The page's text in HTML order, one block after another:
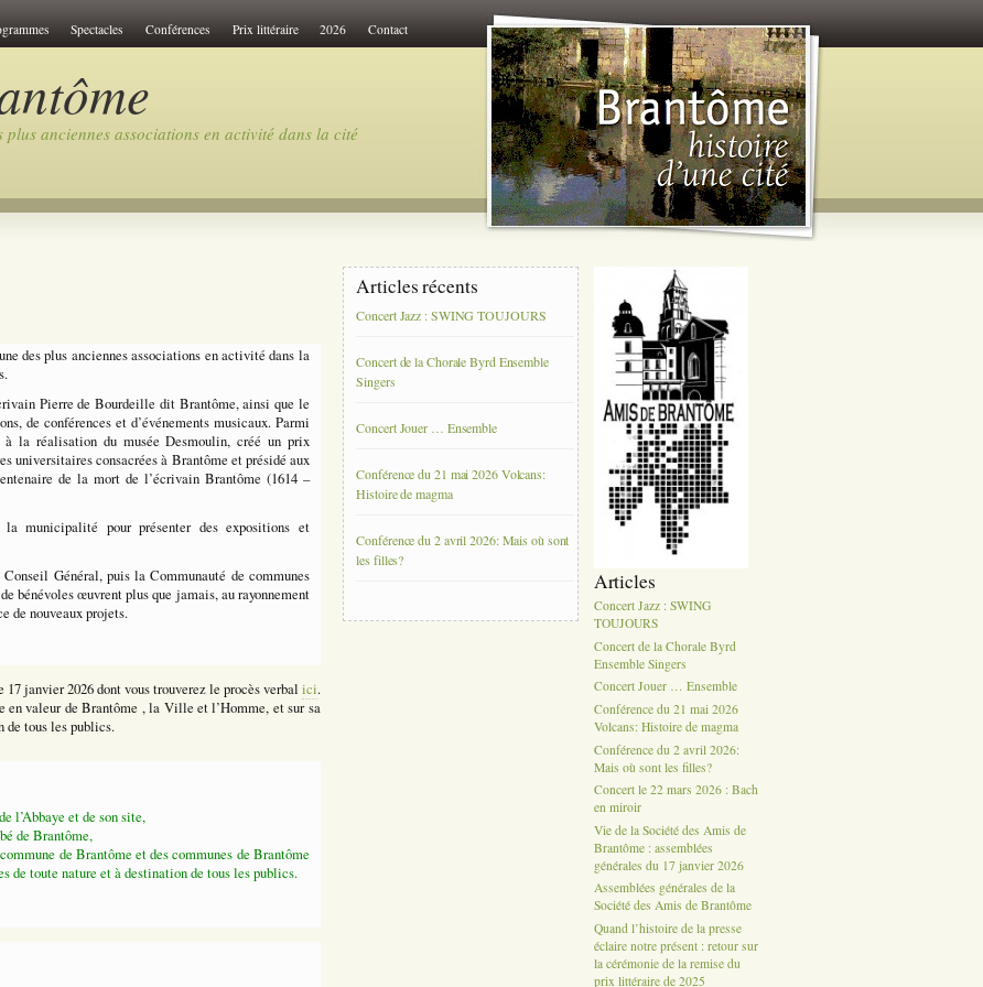
Spectacles Conférences Prix littéraire 2026 Contact
plus anciennes associations en activité dans la cité
des plus anciennes associations en activité dans la
Pierre de Bourdeille dit Brantôme, ainsi que le
de conférences et d’événements musicaux. Parmi
à la réalisation du musée Desmoulin, créé un prix
universitaires consacrées à Brantôme et présidé aux
de la mort de l’écrivain Brantôme (1614 –
municipalité pour présenter des expositions et
Général, puis la Communauté de communes
bénévoles œuvrent plus que jamais, au rayonnement
de nouveaux projets.
janvier 2026 dont vous trouverez le procès verbal ici.
valeur de Brantôme , la Ville et l’Homme, et sur sa
tous les publics.
l’Abbaye et de son site,
de Brantôme,
de Brantôme et des communes de Brantôme
de toute nature et à destination de tous les publics.
Articles récents
Concert Jazz : SWING TOUJOURS
Concert de la Chorale Byrd Ensemble
Singers
Concert Jouer … Ensemble
Conférence du 21 mai 2026 Volcans:
Histoire de magma
Conférence du 2 avril 2026: Mais où sont
les filles?
Articles
Concert Jazz : SWING
TOUJOURS
Concert de la Chorale Byrd
Ensemble Singers
Concert Jouer … Ensemble
Conférence du 21 mai 2026
Volcans: Histoire de magma
Conférence du 2 avril 2026:
Mais où sont les filles?
Concert le 22 mars 2026 : Bach
en miroir
Vie de la Société des Amis de
Brantôme : assemblées
générales du 17 janvier 2026
Assemblées générales de la
Société des Amis de Brantôme
Quand l’histoire de la presse
éclaire notre présent : retour sur
la cérémonie de la remise du
prix littéraire de 2025